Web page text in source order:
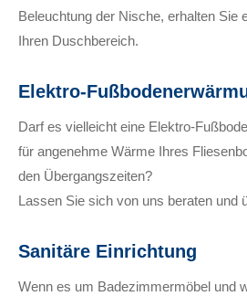
Beleuchtung der Nische, erhalten Sie
Ihren Duschbereich.
Elektro-
Darf es vielleicht eine Elektro-
für angenehme Wärme Ihres
den Übergangszeiten?
Lassen Sie sich von uns beraten und
Sanitäre Einrichtung
Wenn es um Badezimmermöbel und